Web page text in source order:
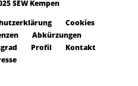
SEW Kempen
Cookies
Abkürzungen
Profil
Kontakt